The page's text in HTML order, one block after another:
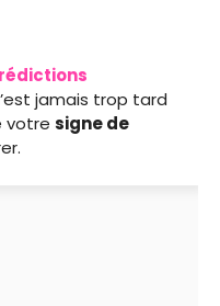
jamais trop tard
votre signe de